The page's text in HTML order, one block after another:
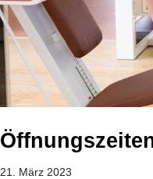
21. März 2023